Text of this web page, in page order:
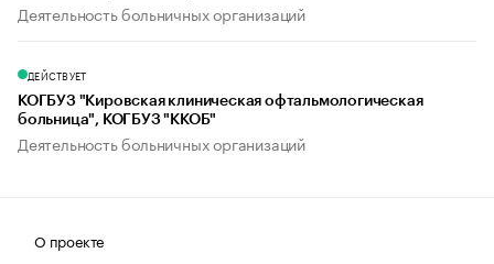
Деятельность больничных организаций
ДЕЙСТВУЕТ
КОГБУЗ "Кировская клиническая офтальмологическая
больница", КОГБУЗ "ККОБ"
Деятельность больничных организаций
О проекте